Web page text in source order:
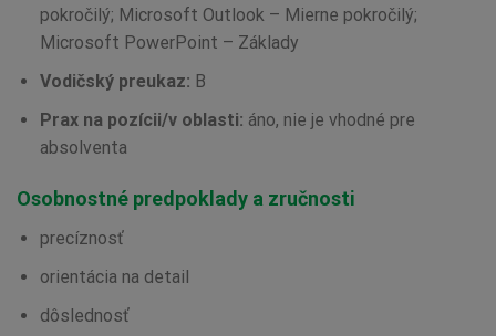
pokročilý; Microsoft Outlook – Mierne pokročilý;
Microsoft PowerPoint – Základy
Vodičský preukaz: B
Prax na pozícii/v oblasti: áno, nie je vhodné pre
absolventa
Osobnostné predpoklady a zručnosti
precíznosť
orientácia na detail
dôslednosť